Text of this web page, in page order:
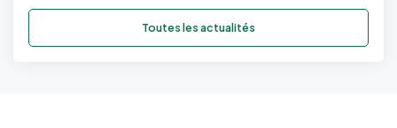
Toutes les actualités